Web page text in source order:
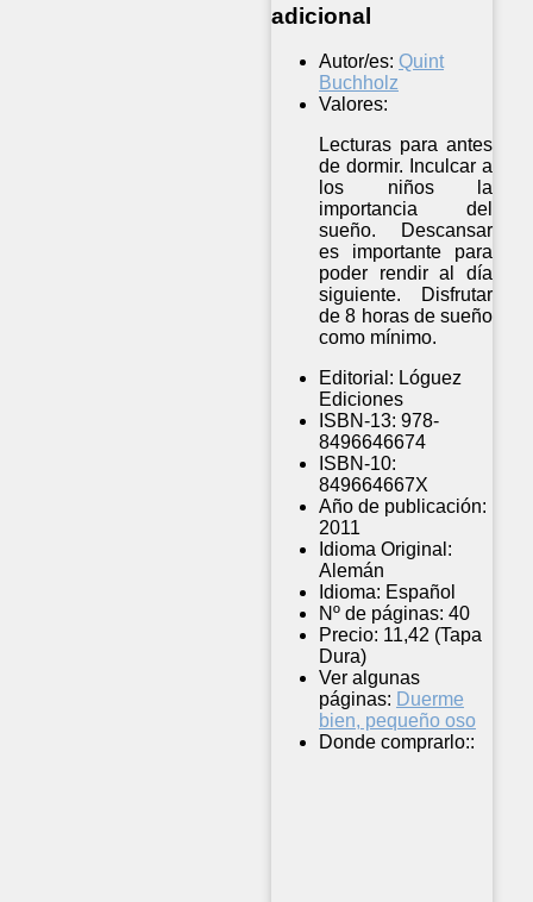
adicional
Autor/es: Quint
Buchholz
Valores:
Lecturas para antes
de dormir. Inculcar a
los niños la
importancia del
sueño. Descansar
es importante para
poder rendir al día
siguiente. Disfrutar
de 8 horas de sueño
como mínimo.
Editorial: Lóguez
Ediciones
ISBN-13: 978-
8496646674
ISBN-10:
849664667X
Año de publicación:
2011
Idioma Original:
Alemán
Idioma: Español
Nº de páginas: 40
Precio: 11,42 (Tapa
Dura)
Ver algunas
páginas: Duerme
bien, pequeño oso
Donde comprarlo::